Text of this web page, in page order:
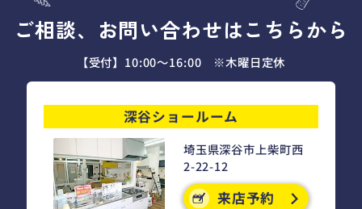
ご相談、お問い合わせはこちらから
【受付】10:00～16:00 ※木曜日定休
深谷ショールーム
埼玉県深谷市上柴町西
2-22-12
来店予約